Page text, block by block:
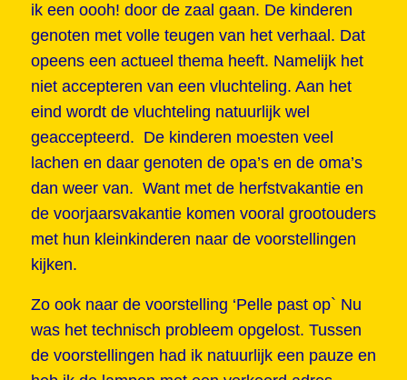
ik een oooh! door de zaal gaan. De kinderen
genoten met volle teugen van het verhaal. Dat
opeens een actueel thema heeft. Namelijk het
niet accepteren van een vluchteling. Aan het
eind wordt de vluchteling natuurlijk wel
geaccepteerd. De kinderen moesten veel
lachen en daar genoten de opa’s en de oma’s
dan weer van. Want met de herfstvakantie en
de voorjaarsvakantie komen vooral grootouders
met hun kleinkinderen naar de voorstellingen
kijken.
Zo ook naar de voorstelling ‘Pelle past op` Nu
was het technisch probleem opgelost. Tussen
de voorstellingen had ik natuurlijk een pauze en